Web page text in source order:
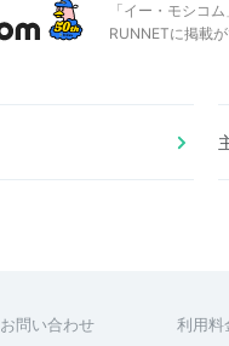
「イー・モシコ
RUNNETに掲載
お問い合わせ 利用料